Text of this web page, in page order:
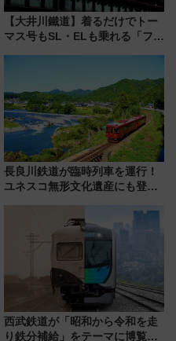
【大井川鐵道】着るだけでトー
マス号もSL・ELも乗れる「フリ
長良川鉄道が臨時列車を運行！
ユネスコ無形文化遺産にも登録
に 乗車には予約が必要
西武鉄道が「昭和から令和を走
り鉄分補給」をテーマに博覧会